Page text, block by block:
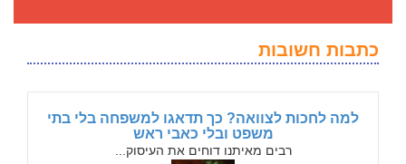
כתבות חשובות
למה לחכות לצוואה? כך תדאגו למשפחה בלי בתי
משפט ובלי כאבי ראש
רבים מאיתנו דוחים את העיסוק...